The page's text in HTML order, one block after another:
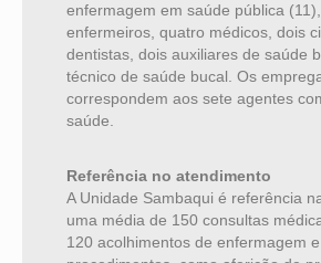
enfermagem em saúde pública
enfermeiros, quatro médicos, dois
dentistas, dois auxiliares de saúde
técnico de saúde bucal. Os
correspondem aos sete agentes
saúde.
Referência no atendimento
A Unidade Sambaqui é referência
uma média de 150 consultas
120 acolhimentos de enfermagem